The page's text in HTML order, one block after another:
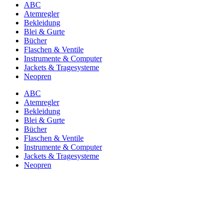
ABC
Atemregler
Bekleidung
Blei & Gurte
Bücher
Flaschen & Ventile
Instrumente & Computer
Jackets & Tragesysteme
Neopren
ABC
Atemregler
Bekleidung
Blei & Gurte
Bücher
Flaschen & Ventile
Instrumente & Computer
Jackets & Tragesysteme
Neopren